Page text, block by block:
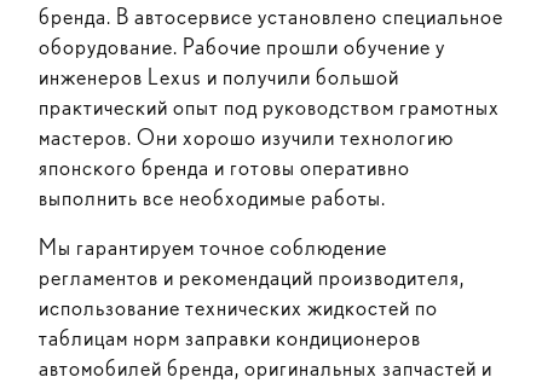
бренда. В автосервисе установлено специальное
оборудование. Рабочие прошли обучение у
инженеров Lexus и получили большой
практический опыт под руководством грамотных
мастеров. Они хорошо изучили технологию
японского бренда и готовы оперативно
выполнить все необходимые работы.
Мы гарантируем точное соблюдение
регламентов и рекомендаций производителя,
использование технических жидкостей по
таблицам норм заправки кондиционеров
автомобилей бренда, оригинальных запчастей и